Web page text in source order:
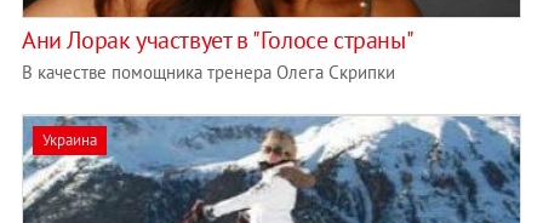
Ани Лорак участвует в "Голосе страны"
В качестве помощника тренера Олега Скрипки
Украина